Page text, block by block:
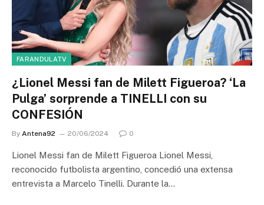
FARANDULATV
¿Lionel Messi fan de Milett Figueroa? ‘La
Pulga’ sorprende a TINELLI con su
CONFESIÓN
By Antena92 20/06/2024 0
Lionel Messi fan de Milett Figueroa Lionel Messi,
reconocido futbolista argentino, concedió una extensa
entrevista a Marcelo Tinelli. Durante la…